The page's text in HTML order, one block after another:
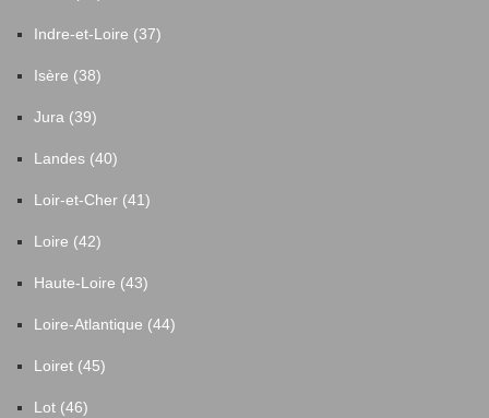
Indre-et-Loire (37)
Isère (38)
Jura (39)
Landes (40)
Loir-et-Cher (41)
Loire (42)
Haute-Loire (43)
Loire-Atlantique (44)
Loiret (45)
Lot (46)